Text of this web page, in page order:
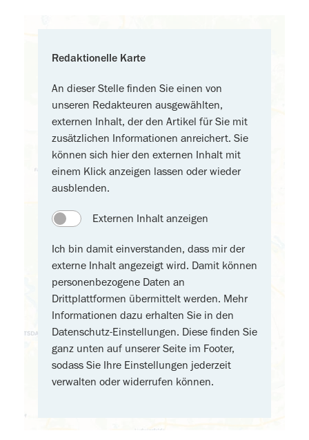
Redaktionelle Karte
An dieser Stelle finden Sie einen von
unseren Redakteuren ausgewählten,
externen Inhalt, der den Artikel für Sie mit
zusätzlichen Informationen anreichert. Sie
können sich hier den externen Inhalt mit
einem Klick anzeigen lassen oder wieder
ausblenden.
Externen Inhalt anzeigen
Ich bin damit einverstanden, dass mir der
externe Inhalt angezeigt wird. Damit können
personenbezogene Daten an
Drittplattformen übermittelt werden. Mehr
Informationen dazu erhalten Sie in den
Datenschutz-Einstellungen. Diese finden Sie
ganz unten auf unserer Seite im Footer,
sodass Sie Ihre Einstellungen jederzeit
verwalten oder widerrufen können.